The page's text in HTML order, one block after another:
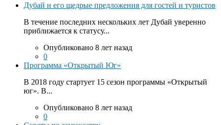
Дубай и его щедрые предложения для гостей и туристов
В течение последних нескольких лет Дубай уверенно
приближается к статусу...
Опубликовано 8 лет назад
0
Программа «Открытый Юг»
В 2018 году стартует 15 сезон программы «Открытый
юг». В...
Опубликовано 8 лет назад
0